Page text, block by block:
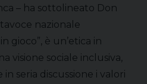
– ha sottolineato Don
nazionale
gioco”, è un’etica in
visione sociale inclusiva,
seria discussione i valori